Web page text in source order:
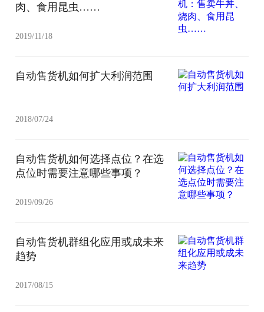
肉、食用昆虫……
2019/11/18
自动售货机如何扩大利润范围
2018/07/24
自动售货机如何选择点位？在选
点位时需要注意哪些事项？
2019/09/26
自动售货机群组化应用或成未来
趋势
2017/08/15